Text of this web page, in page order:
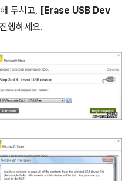
두시고, [Erase USB Dev
행하세요.